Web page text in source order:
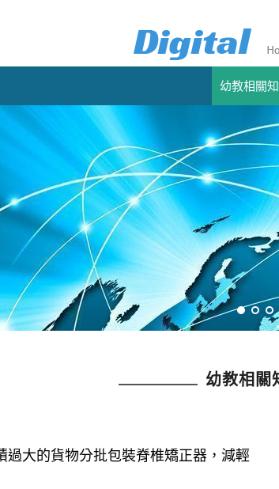
幼教相關
幼教相關
大的貨物分批包裝脊椎矯正器，減輕